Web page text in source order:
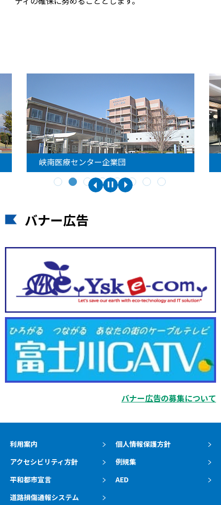
峡南医療センター企業団
バナー広告
バナー広告の募集について
利用案内
個人情報保護方針
アクセシビリティ方針
例規集
平和都市宣言
AED
道路損傷通報システム